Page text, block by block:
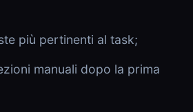
più pertinenti al task;
manuali dopo la prima